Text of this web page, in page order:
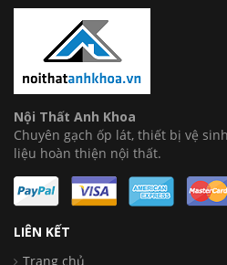
Nội Thất Anh Khoa
Chuyên gạch ốp lát, thiết bị vệ
liệu hoàn thiện nội thất.
LIÊN KẾT
Trang chủ